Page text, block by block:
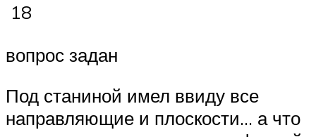
18
вопрос задан
Под станиной имел ввиду все
направляющие и плоскости… а что